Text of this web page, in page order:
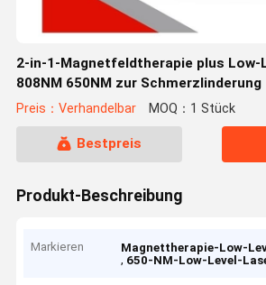
2-in-1-Magnetfeldtherapie plus Low-
808NM 650NM zur Schmerzlinderung
Preis：Verhandelbar MOQ：1 Stück
Bestpreis
Produkt-Beschreibung
Markieren
Magnettherapie-Low-
, 650-NM-Low-Level-